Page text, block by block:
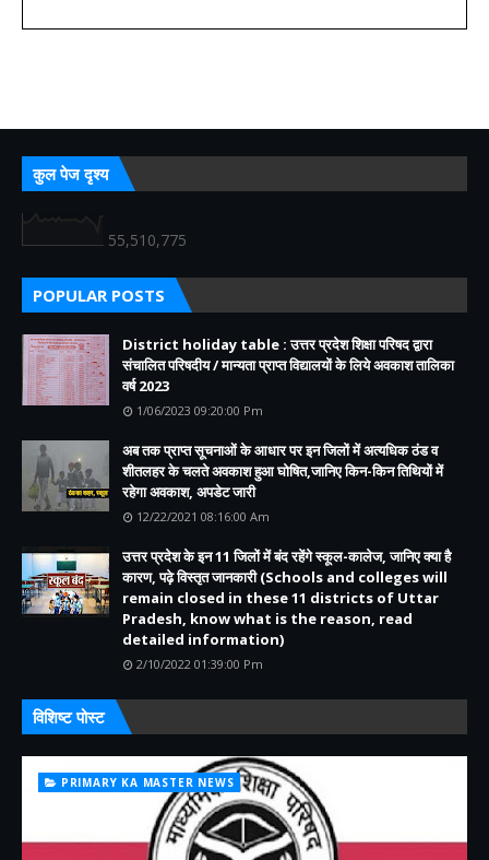
कुल पेज दृश्य
55,510,775
POPULAR POSTS
District holiday table : उत्तर प्रदेश शिक्षा परिषद द्वारा
संचालित परिषदीय / मान्यता प्राप्त विद्यालयों के लिये अवकाश तालिका
वर्ष 2023
1/06/2023 09:20:00 Pm
अब तक प्राप्त सूचनाओं के आधार पर इन जिलों में अत्यधिक ठंड व
शीतलहर के चलते अवकाश हुआ घोषित,जानिए किन-किन तिथियों में
रहेगा अवकाश, अपडेट जारी
12/22/2021 08:16:00 Am
उत्तर प्रदेश के इन 11 जिलों में बंद रहेंगे स्कूल-कालेज, जानिए क्या है
कारण, पढ़े विस्तृत जानकारी (Schools and colleges will
remain closed in these 11 districts of Uttar
Pradesh, know what is the reason, read
detailed information)
2/10/2022 01:39:00 Pm
विशिष्ट पोस्ट
PRIMARY KA MASTER NEWS